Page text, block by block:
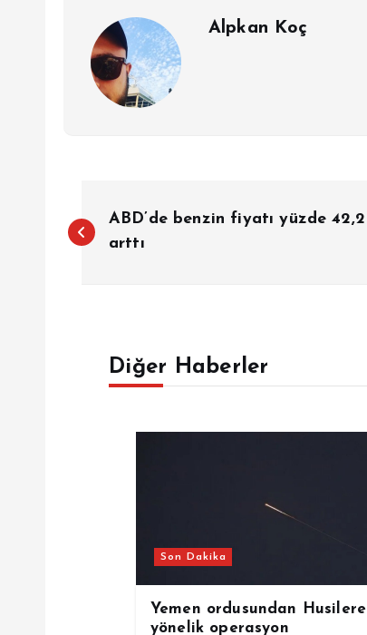
Alpkan Koç
a
ABD’de benzin fiyatı yüzde 42,2
arttı
Diğer Haberler
Son Dakika
Yemen ordusundan Husilere
yönelik operasyon